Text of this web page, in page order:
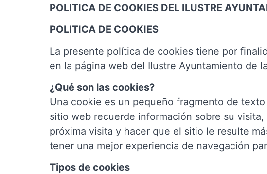
POLITICA DE COOKIES DEL ILUSTRE
POLITICA DE COOKIES
La presente política de cookies tiene por
en la página web del Ilustre Ayuntamiento de
¿Qué son las cookies?
Una cookie es un pequeño fragmento de
sitio web recuerde información sobre su
próxima visita y hacer que el sitio le resulte
tener una mejor experiencia de navegación
Tipos de cookies